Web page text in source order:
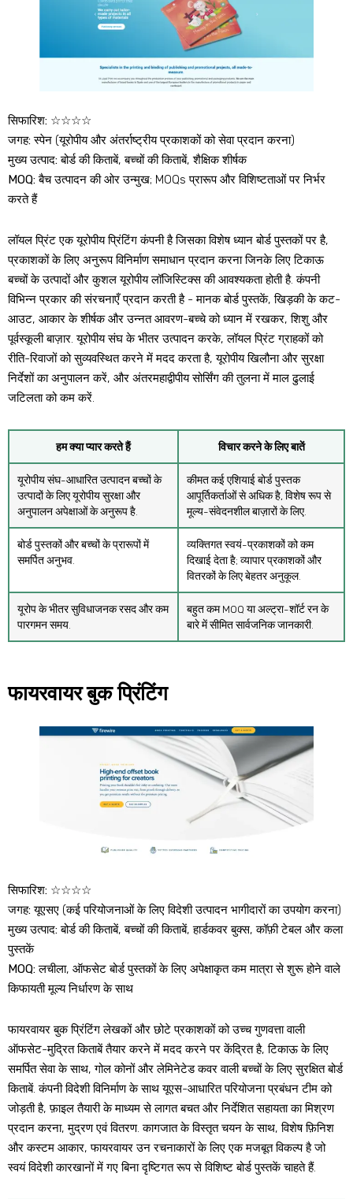
सिफारिश: ☆☆☆☆
जगह:स्पेन (यूरोपीय और अंतर्राष्ट्रीय प्रकाशकों को सेवा प्रदान करना)
मुख्य उत्पाद:बोर्ड की किताबें, बच्चों की किताबें, शैक्षिक शीर्षक
MOQ:बैच उत्पादन की ओर उन्मुख; MOQs प्रारूप और विशिष्टताओं पर निर्भर
करते हैं
लॉयल प्रिंट एक यूरोपीय प्रिंटिंग कंपनी है जिसका विशेष ध्यान बोर्ड पुस्तकों पर है,
प्रकाशकों के लिए अनुरूप विनिर्माण समाधान प्रदान करना जिनके लिए टिकाऊ
बच्चों के उत्पादों और कुशल यूरोपीय लॉजिस्टिक्स की आवश्यकता होती है. कंपनी
विभिन्न प्रकार की संरचनाएँ प्रदान करती है - मानक बोर्ड पुस्तकें, खिड़की के कट-
आउट, आकार के शीर्षक और उन्नत आवरण-बच्चे को ध्यान में रखकर, शिशु और
पूर्वस्कूली बाज़ार. यूरोपीय संघ के भीतर उत्पादन करके, लॉयल प्रिंट ग्राहकों को
रीति-रिवाजों को सुव्यवस्थित करने में मदद करता है, यूरोपीय खिलौना और सुरक्षा
निर्देशों का अनुपालन करें, और अंतरमहाद्वीपीय सोर्सिंग की तुलना में माल ढुलाई
जटिलता को कम करें.
हम क्या प्यार करते हैं विचार करने के लिए बातें
यूरोपीय संघ-आधारित उत्पादन बच्चों के
उत्पादों के लिए यूरोपीय सुरक्षा और
अनुपालन अपेक्षाओं के अनुरूप है.
कीमत कई एशियाई बोर्ड पुस्तक
आपूर्तिकर्ताओं से अधिक है, विशेष रूप से
मूल्य-संवेदनशील बाज़ारों के लिए.
बोर्ड पुस्तकों और बच्चों के प्रारूपों में
समर्पित अनुभव.
व्यक्तिगत स्वयं-प्रकाशकों को कम
दिखाई देता है; व्यापार प्रकाशकों और
वितरकों के लिए बेहतर अनुकूल.
यूरोप के भीतर सुविधाजनक रसद और कम
पारगमन समय.
बहुत कम MOQ या अल्ट्रा-शॉर्ट रन के
बारे में सीमित सार्वजनिक जानकारी.
फायरवायर बुक प्रिंटिंग
सिफारिश: ☆☆☆☆
जगह:यूएसए (कई परियोजनाओं के लिए विदेशी उत्पादन भागीदारों का उपयोग करना)
मुख्य उत्पाद:बोर्ड की किताबें, बच्चों की किताबें, हार्डकवर बुक्स, कॉफ़ी टेबल और कला
पुस्तकें
MOQ:लचीला, ऑफसेट बोर्ड पुस्तकों के लिए अपेक्षाकृत कम मात्रा से शुरू होने वाले
किफायती मूल्य निर्धारण के साथ
फायरवायर बुक प्रिंटिंग लेखकों और छोटे प्रकाशकों को उच्च गुणवत्ता वाली
ऑफसेट-मुद्रित किताबें तैयार करने में मदद करने पर केंद्रित है, टिकाऊ के लिए
समर्पित सेवा के साथ, गोल कोनों और लेमिनेटेड कवर वाली बच्चों के लिए सुरक्षित बोर्ड
किताबें. कंपनी विदेशी विनिर्माण के साथ यूएस-आधारित परियोजना प्रबंधन टीम को
जोड़ती है, फ़ाइल तैयारी के माध्यम से लागत बचत और निर्देशित सहायता का मिश्रण
प्रदान करना, मुद्रण एवं वितरण. कागजात के विस्तृत चयन के साथ, विशेष फ़िनिश
और कस्टम आकार, फायरवायर उन रचनाकारों के लिए एक मजबूत विकल्प है जो
स्वयं विदेशी कारखानों में गए बिना दृष्टिगत रूप से विशिष्ट बोर्ड पुस्तकें चाहते हैं.